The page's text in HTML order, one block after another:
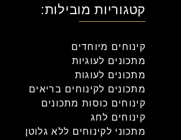
קטגוריות מובילות:
קינוחים מיוחדים
מתכונים לעוגיות
מתכונים לעוגות
מתכונים לקינוחים בריאים
קינוחים כוסות מתכונים
קינוחים לחג
מתכוני לקינוחים ללא גלוטן